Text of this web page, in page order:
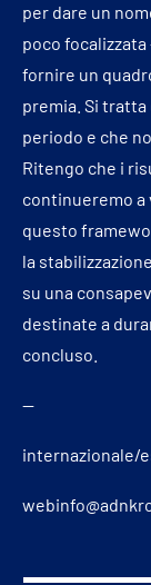
per dare un
poco
fornire un
premia. Si
periodo e che
Ritengo che i
continueremo
questo
la
su una
destinate a
concluso.
—
internazionale/